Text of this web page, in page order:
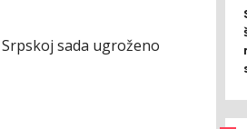
sada ugroženo